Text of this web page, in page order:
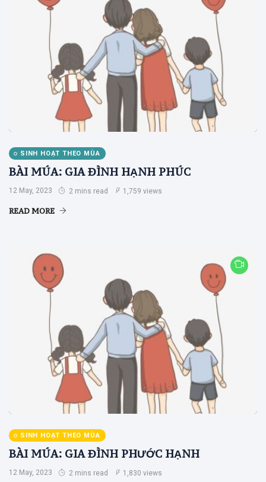
SINH HOẠT THEO MÙA
BÀI MÚA: GIA ĐÌNH HẠNH PHÚC
12 May, 2023 2 mins read 1,759 views
READ MORE
SINH HOẠT THEO MÙA
BÀI MÚA: GIA ĐÌNH PHƯỚC HẠNH
12 May, 2023 2 mins read 1,830 views